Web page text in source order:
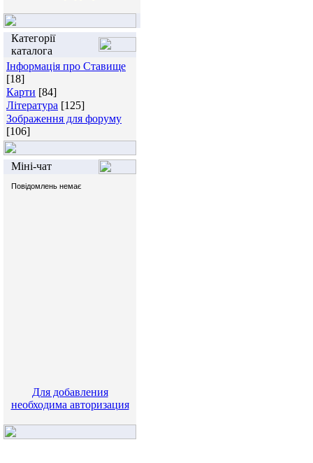
Категорії
каталога
Інформація про Ставище
[18]
Карти [84]
Література [125]
Зображення для форуму
[106]
Міні-чат
Для добавления
необходима авторизация